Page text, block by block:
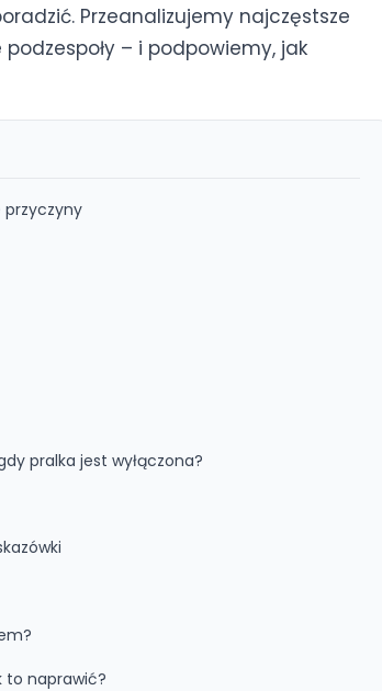
Przeanalizujemy najczęstsze
– i podpowiemy, jak
przyczyny
pralka jest wyłączona?
to naprawić?